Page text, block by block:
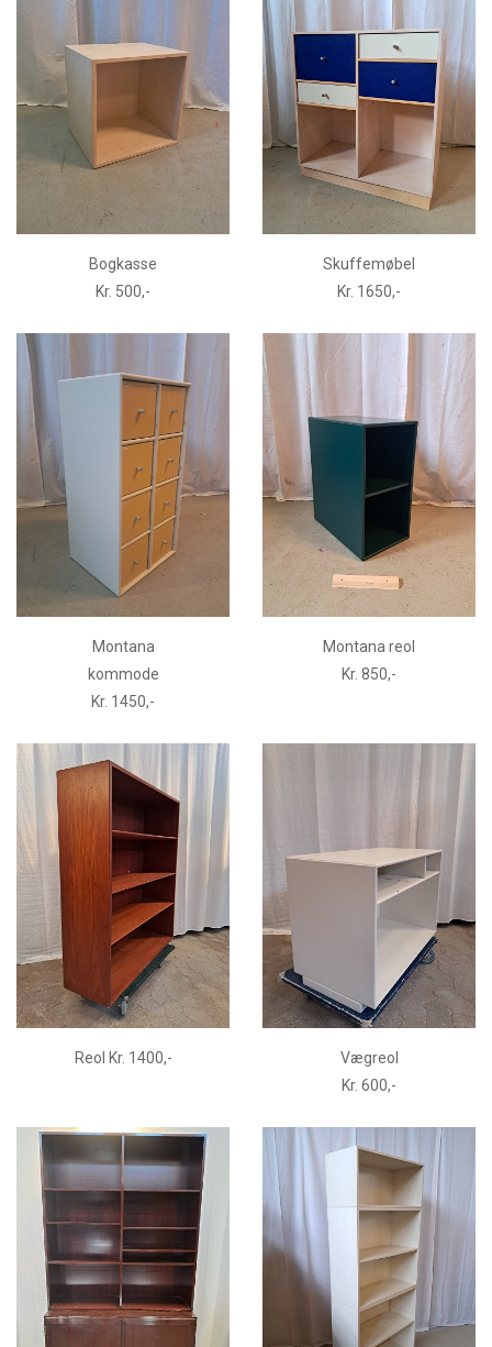
Bogkasse
Kr. 500,-
Skuffemøbel
Kr. 1650,-
Montana
kommode
Kr. 1450,-
Montana reol
Kr. 850,-
Reol Kr. 1400,-
Vægreol
Kr. 600,-